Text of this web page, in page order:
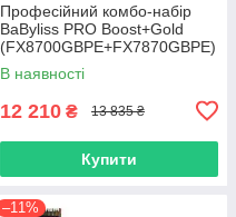
Професійний комбо-набір
BaByliss PRO Boost+Gold
(FX8700GBPE+FX7870GBPE)
В наявності
12 210 ₴ 13 835 ₴
Купити
–11%